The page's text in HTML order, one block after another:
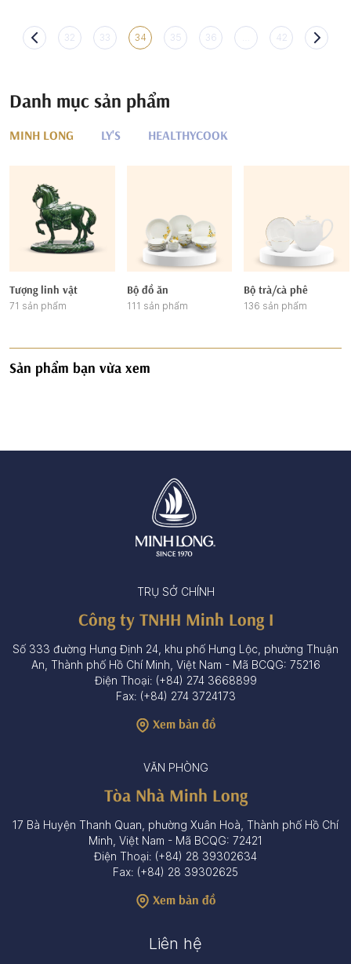
32 33 34 35 36 42
Danh mục sản phẩm
MINH LONG LY'S HEALTHYCOOK
Tượng linh vật
71 sản phẩm
Bộ đồ ăn
111 sản phẩm
Bộ trà/cà phê
136 sản phẩm
Sản phẩm bạn vừa xem
TRỤ SỞ CHÍNH
Công ty TNHH Minh Long I
Số 333 đường Hưng Định 24, khu phố Hưng Lộc, phường Thuận
An, Thành phố Hồ Chí Minh, Việt Nam - Mã BCQG: 75216
Điện Thoại: (+84) 274 3668899
Fax: (+84) 274 3724173
Xem bản đồ
VĂN PHÒNG
Tòa Nhà Minh Long
17 Bà Huyện Thanh Quan, phường Xuân Hoà, Thành phố Hồ Chí
Minh, Việt Nam - Mã BCQG: 72421
Điện Thoại: (+84) 28 39302634
Fax: (+84) 28 39302625
Xem bản đồ
Liên hệ